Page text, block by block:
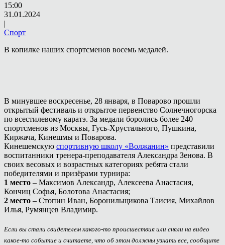
15:00
31.01.2024
|
Спорт
В копилке наших спортсменов восемь медалей.
В минувшее воскресенье, 28 января, в Поварово прошли
открытый фестиваль и открытое первенство Солнечногорска
по всестилевому каратэ. За медали боролись более 240
спортсменов из Москвы, Гусь-Хрустального, Пушкина,
Киржача, Кинешмы и Поварова.
Кинешемскую спортивную школу «Волжанин» представили
воспитанники тренера-преподавателя Александра Зенова. В
своих весовых и возрастных категориях ребята стали
победителями и призёрами турнира:
1 место – Максимов Александр, Алексеева Анастасия,
Кончиц Софья, Болотова Анастасия;
2 место – Стопин Иван, Боронильщикова Таисия, Михайлов
Илья, Румянцев Владимир.
Если вы стали свидетелем какого-то происшествия или сняли на видео
какое-то событие и считаете, что об этом должны узнать все, сообщите